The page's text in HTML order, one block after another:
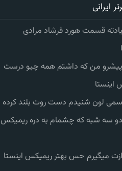
ایرانی
قسمت هورد فرشاد مرادی
پیشرو من که داشتم همه چیو درست
اینستا
سمی لون شنیدم دست روت بلند کرده
دو سه شبه که چشمام به دره ریمیکس
میگیرم حس بهتر ریمیکس اینستا